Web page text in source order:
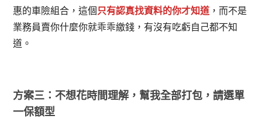
惠的車險組合，這個 只有認真找資料的你才知道 ，而不是
業務員賣你什麼你就乖乖繳錢，有沒有吃虧自己都不知
道。
方案三：不想花時間理解，幫我全部打包，請選單
一保額型